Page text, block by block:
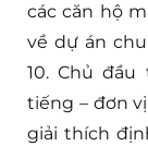
các căn hộ
về dự án
10. Chủ
tiếng – đơn
giải thích